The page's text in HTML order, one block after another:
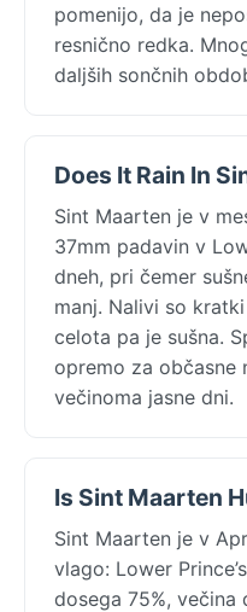
pomenijo, da je
resnično redka.
daljših sončnih
Does It Rain In
Sint Maarten je v
37mm padavin v
dneh, pri čemer
manj. Nalivi so
celota pa je sušna.
opremo za občasne
večinoma jasne dni.
Is Sint Maarten
Sint Maarten je v
vlago: Lower
dosega 75%, večina